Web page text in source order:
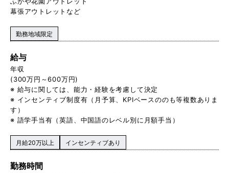
幕張アウトレットなど
勤務地域限定
給与
年収
(300万円～600万円)
※ 給与に関しては、能力・経験を考慮して決定
※ インセンティブ制度有（月予算、KPIベースののも等複数ありま
す）
※ 語学手当有（英語、中国語のレベル別に月額手当）
月給20万以上 インセンティブあり
勤務時間